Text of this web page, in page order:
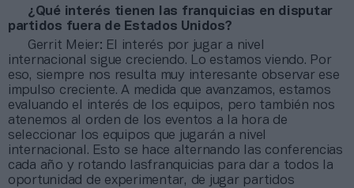
¿Qué interés tienen las franquicias en disputar
partidos fuera de Estados Unidos?
Gerrit Meier: El interés por jugar a nivel
internacional sigue creciendo. Lo estamos viendo. Por
eso, siempre nos resulta muy interesante observar ese
impulso creciente. A medida que avanzamos, estamos
evaluando el interés de los equipos, pero también nos
atenemos al orden de los eventos a la hora de
seleccionar los equipos que jugarán a nivel
internacional. Esto se hace alternando las conferencias
cada año y rotando lasfranquicias para dar a todos la
oportunidad de experimentar, de jugar partidos